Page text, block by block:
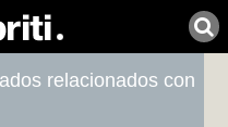
relacionados con